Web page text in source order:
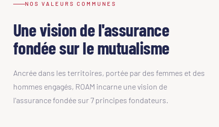
NOS VALEURS COMMUNES
Une vision de l'assurance
fondée sur le mutualisme
Ancrée dans les territoires, portée par des femmes et des
hommes engagés, ROAM incarne une vision de
l'assurance fondée sur 7 principes fondateurs.